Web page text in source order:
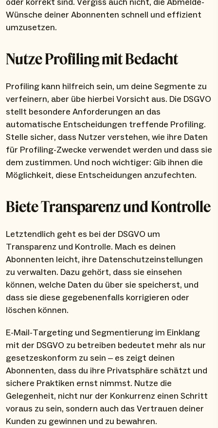
oder korrekt sind. Vergiss auch nicht, die Abmelde-
Wünsche deiner Abonnenten schnell und effizient
umzusetzen.
Nutze Profiling mit Bedacht
Profiling kann hilfreich sein, um deine Segmente zu
verfeinern, aber übe hierbei Vorsicht aus. Die DSGVO
stellt besondere Anforderungen an das
automatische Entscheidungen treffende Profiling.
Stelle sicher, dass Nutzer verstehen, wie ihre Daten
für Profiling-Zwecke verwendet werden und dass sie
dem zustimmen. Und noch wichtiger: Gib ihnen die
Möglichkeit, diese Entscheidungen anzufechten.
Biete Transparenz und Kontrolle
Letztendlich geht es bei der DSGVO um
Transparenz und Kontrolle. Mach es deinen
Abonnenten leicht, ihre Datenschutzeinstellungen
zu verwalten. Dazu gehört, dass sie einsehen
können, welche Daten du über sie speicherst, und
dass sie diese gegebenenfalls korrigieren oder
löschen können.
E-Mail-Targeting und Segmentierung im Einklang
mit der DSGVO zu betreiben bedeutet mehr als nur
gesetzeskonform zu sein – es zeigt deinen
Abonnenten, dass du ihre Privatsphäre schätzt und
sichere Praktiken ernst nimmst. Nutze die
Gelegenheit, nicht nur der Konkurrenz einen Schritt
voraus zu sein, sondern auch das Vertrauen deiner
Kunden zu gewinnen und zu bewahren.